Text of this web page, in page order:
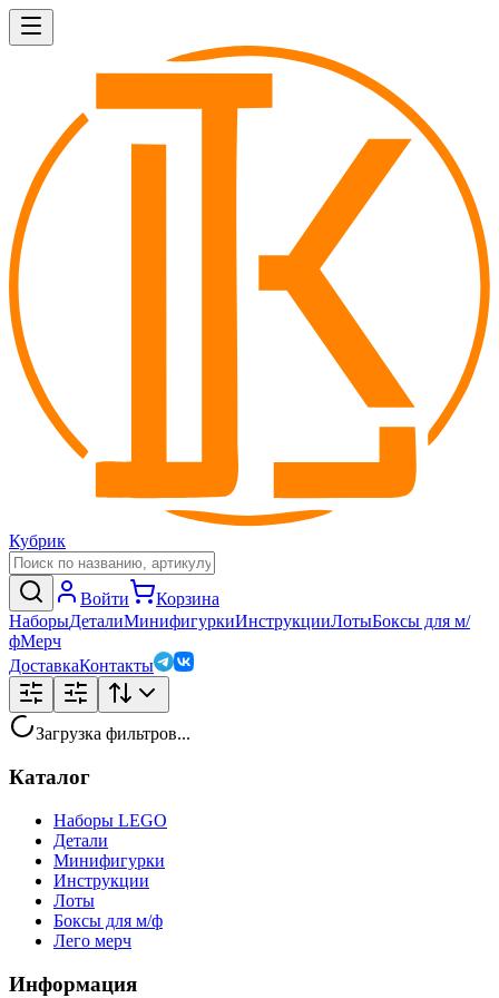
Кубрик
Войти
Корзина
НаборыДеталиМинифигуркиИнструкцииЛотыБоксы для м/
фМерч
ДоставкаКонтакты
Загрузка фильтров...
Каталог
Наборы LEGO
Детали
Минифигурки
Инструкции
Лоты
Боксы для м/ф
Лего мерч
Информация